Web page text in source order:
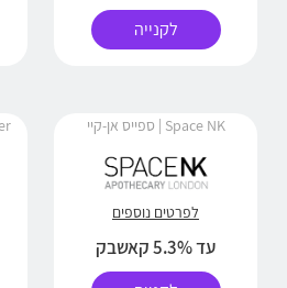
לקנייה
Space NK | ספייס אן-קיי
לפרטים נוספים
עד 5.3% קאשבק